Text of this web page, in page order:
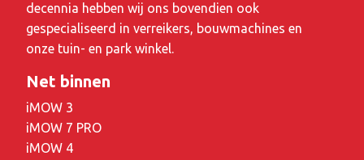
decennia hebben wij ons bovendien ook
gespecialiseerd in verreikers, bouwmachines en
onze tuin- en park winkel.
Net binnen
iMOW 3
iMOW 7 PRO
iMOW 4